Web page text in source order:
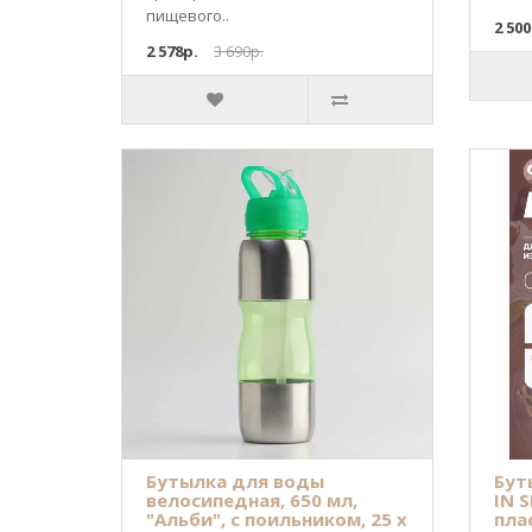
пищевого..
2 578р.
3 690р.
2
Бутылка для воды
велосипедная, 650 мл,
"Альби", с поильником, 25 х
IN